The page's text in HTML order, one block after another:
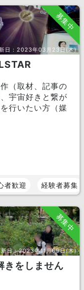
募集中
日：2023年03月23日(木)
（取材、記事の
宇宙好きと繋が
行いたい方（媒
者歓迎 経験者募集
募集中
日：2023年11月09日(木)
きをしません